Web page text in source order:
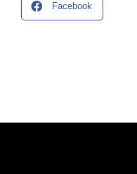
Facebook